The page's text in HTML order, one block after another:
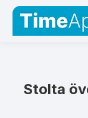
Stolta